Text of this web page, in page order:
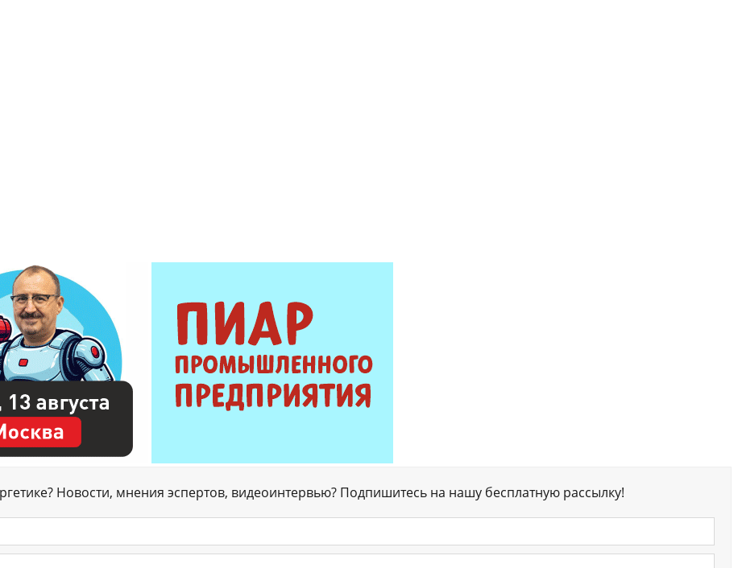
Новости, мнения эспертов, видеоинтервью? Подпишитесь на нашу бесплатную рассылку!